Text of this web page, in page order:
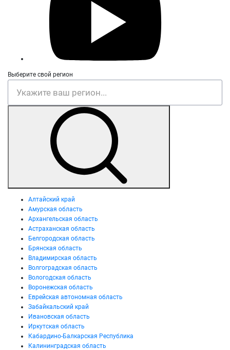
Выберите свой регион
Алтайский край
Амурская область
Архангельская область
Астраханская область
Белгородская область
Брянская область
Владимирская область
Волгоградская область
Вологодская область
Воронежская область
Еврейская автономная область
Забайкальский край
Ивановская область
Иркутская область
Кабардино-Балкарская Республика
Калининградская область